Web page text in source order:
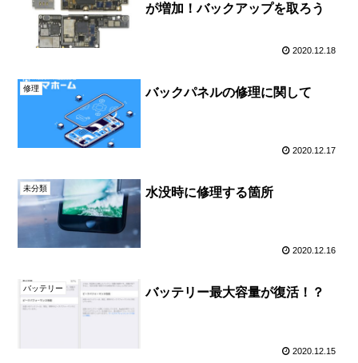
が増加！バックアップを取ろう
2020.12.18
修理 バックパネルの修理に関して
2020.12.17
未分類 水没時に修理する箇所
2020.12.16
バッテリー バッテリー最大容量が復活！？
2020.12.15